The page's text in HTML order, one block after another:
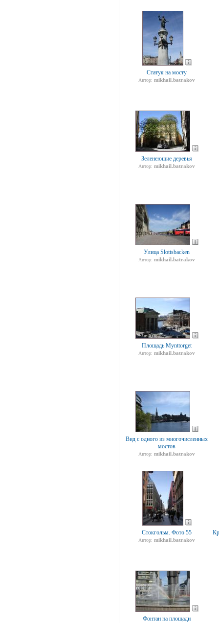
Статуя на мосту
Автор: mikhail.batrakov
Зеленеющие деревья
Автор: mikhail.batrakov
Улица Slottsbacken
Автор: mikhail.batrakov
Площадь Mynttorget
Автор: mikhail.batrakov
Вид с одного из многочисленных
мостов
Автор: mikhail.batrakov
Стокгольм. Фото 55
Автор: mikhail.batrakov
Фонтан на площади